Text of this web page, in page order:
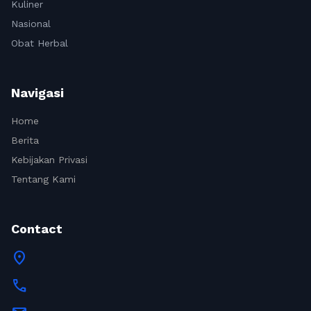
Kuliner
Nasional
Obat Herbal
Navigasi
Home
Berita
Kebijakan Privasi
Tentang Kami
Contact
location_on
call